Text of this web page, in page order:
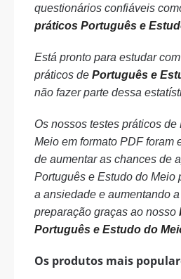
questionários confiáveis
práticos Português e
Está pronto para estudar
práticos de Português e
não fazer parte dessa
Os nossos testes práticos
Meio em formato PDF foram
de aumentar as chances de
Português e Estudo do Meio
a ansiedade e aumentando
preparação graças ao nosso
Português e Estudo do
Os produtos mais